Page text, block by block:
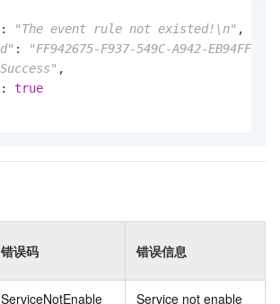
: "The event rule not existed!\n" ,
:
"FF942675-F937-549C-A942-
,
: true
错误码 错误信息
ServiceNotEnable Service not enable